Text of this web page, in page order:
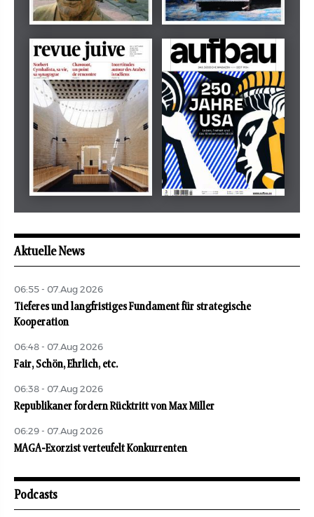
Dezember 2024
tachles
März 2026
Beilage
revue juive aufbau
Aktuelle News
06:55 - 07.Aug 2026
Tieferes und langfristiges Fundament für strategische
Kooperation
06:48 - 07.Aug 2026
Fair, Schön, Ehrlich, etc.
06:38 - 07.Aug 2026
Republikaner fordern Rücktritt von Max Miller
06:29 - 07.Aug 2026
MAGA-Exorzist verteufelt Konkurrenten
Podcasts